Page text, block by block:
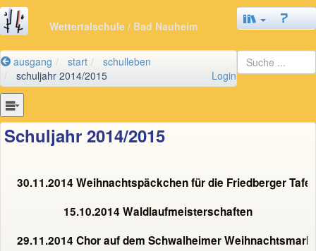
Wettertalschule / Bad Nauheim
ausgang start
schulleben
schuljahr 2014/2015
Login
Schuljahr 2014/2015
30.11.2014 Weihnachtspäckchen für die Friedberger Tafel
15.10.2014 Waldlaufmeisterschaften
29.11.2014 Chor auf dem Schwalheimer Weihnachtsmarkt